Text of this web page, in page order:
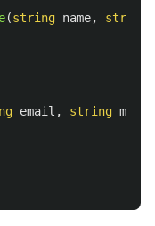
(string name,
string
email , string